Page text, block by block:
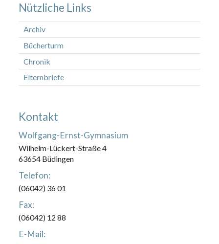
Nützliche Links
Archiv
Bücherturm
Chronik
Elternbriefe
Kontakt
Wolfgang-Ernst-Gymnasium
Wilhelm-Lückert-Straße 4
63654 Büdingen
Telefon:
(06042) 36 01
Fax:
(06042) 12 88
E-Mail: